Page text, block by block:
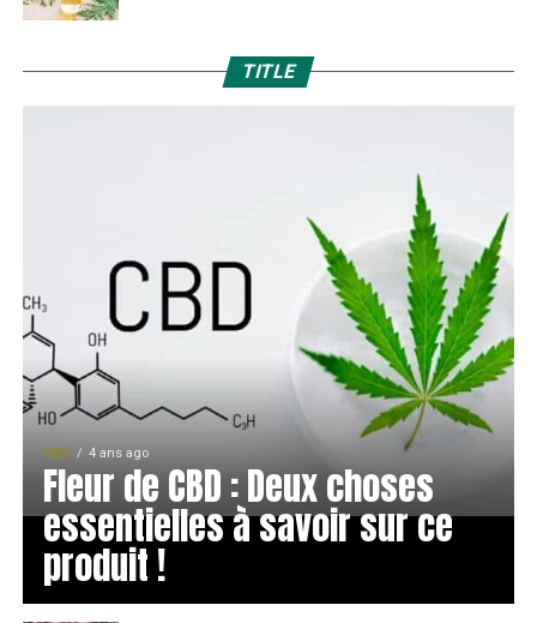
TITLE
CBD 4 ans ago
Fleur de CBD : Deux choses
essentielles à savoir sur ce
produit !